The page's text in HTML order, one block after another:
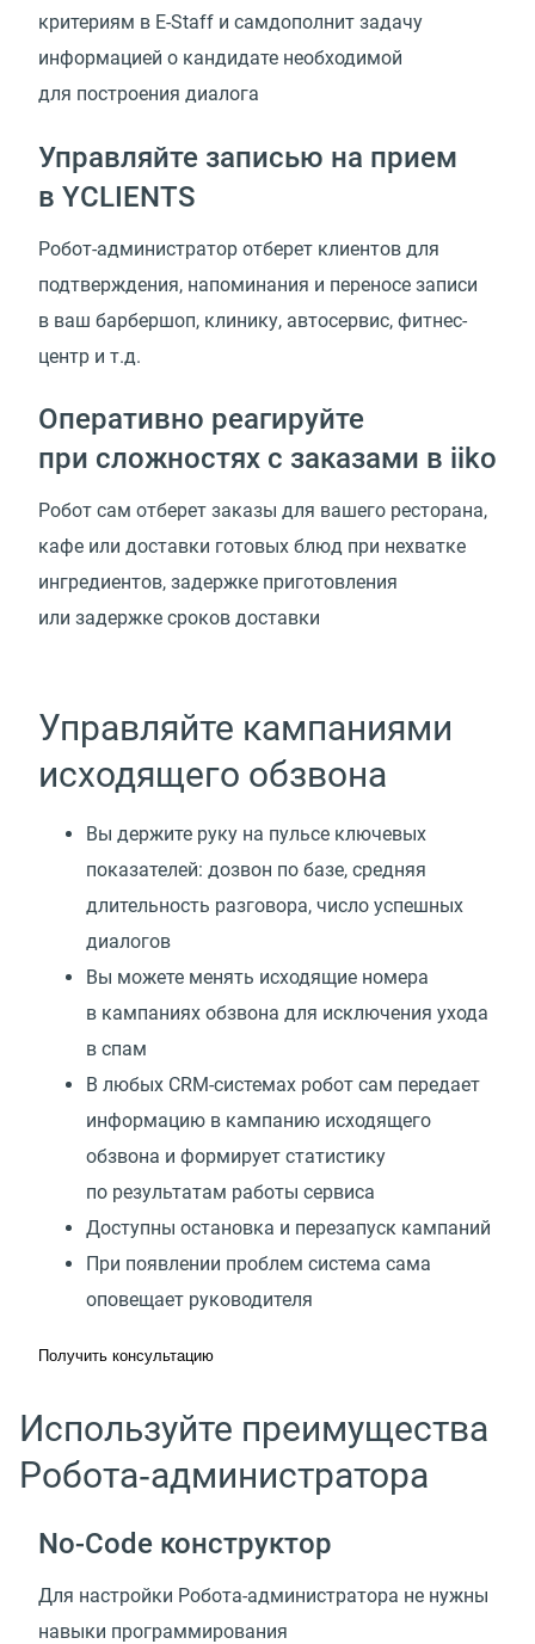
критериям в E-Staff и самдополнит задачу
информацией о кандидате необходимой
для построения диалога
Управляйте записью на прием
в YCLIENTS
Робот-администратор отберет клиентов для
подтверждения, напоминания и переносе записи
в ваш барбершоп, клинику, автосервис, фитнес-
центр и т.д.
Оперативно реагируйте
при сложностях с заказами в iiko
Робот сам отберет заказы для вашего ресторана,
кафе или доставки готовых блюд при нехватке
ингредиентов, задержке приготовления
или задержке сроков доставки
Управляйте кампаниями
исходящего обзвона
Вы держите руку на пульсе ключевых
показателей: дозвон по базе, средняя
длительность разговора, число успешных
диалогов
Вы можете менять исходящие номера
в кампаниях обзвона для исключения ухода
в спам
В любых CRM-системах робот сам передает
информацию в кампанию исходящего
обзвона и формирует статистику
по результатам работы сервиса
Доступны остановка и перезапуск кампаний
При появлении проблем система сама
оповещает руководителя
Получить консультацию
Используйте преимущества
Робота‑администратора
No-Code конструктор
Для настройки Робота-администратора не нужны
навыки программирования